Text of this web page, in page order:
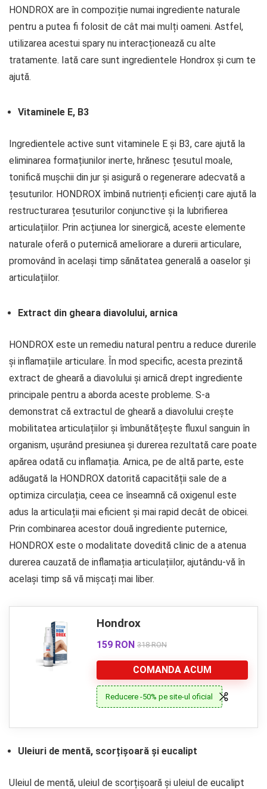
HONDROX are în compoziție numai ingrediente naturale
pentru a putea fi folosit de cât mai mulți oameni. Astfel,
utilizarea acestui spary nu interacționează cu alte
tratamente. Iată care sunt ingredientele Hondrox și cum te
ajută.
Vitaminele Е, В3
Ingredientele active sunt vitaminele E și B3, care ajută la
eliminarea formațiunilor inerte, hrănesc țesutul moale,
tonifică mușchii din jur și asigură o regenerare adecvată a
țesuturilor. HONDROX îmbină nutrienți eficienți care ajută la
restructurarea țesuturilor conjunctive și la lubrifierea
articulațiilor. Prin acțiunea lor sinergică, aceste elemente
naturale oferă o puternică ameliorare a durerii articulare,
promovând în același timp sănătatea generală a oaselor și
articulațiilor.
Extract din gheara diavolului, arnica
HONDROX este un remediu natural pentru a reduce durerile
și inflamațiile articulare. În mod specific, acesta prezintă
extract de gheară a diavolului și arnică drept ingrediente
principale pentru a aborda aceste probleme. S-a
demonstrat că extractul de gheară a diavolului crește
mobilitatea articulațiilor și îmbunătățește fluxul sanguin în
organism, ușurând presiunea și durerea rezultată care poate
apărea odată cu inflamația. Arnica, pe de altă parte, este
adăugată la HONDROX datorită capacității sale de a
optimiza circulația, ceea ce înseamnă că oxigenul este
adus la articulații mai eficient și mai rapid decât de obicei.
Prin combinarea acestor două ingrediente puternice,
HONDROX este o modalitate dovedită clinic de a atenua
durerea cauzată de inflamația articulațiilor, ajutându-vă în
același timp să vă mișcați mai liber.
Hondrox
159 RON 318 RON
COMANDA ACUM
Reducere -50% pe site-ul oficial
Uleiuri de mentă, scorțișoară și eucalipt
Uleiul de mentă, uleiul de scorțișoară și uleiul de eucalipt